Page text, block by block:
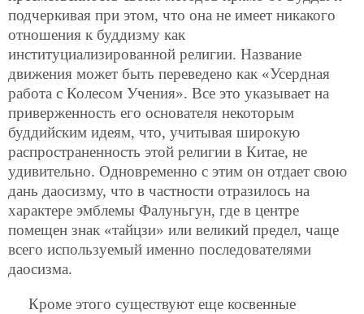
подчеркивая при этом, что она не имеет никакого
отношения к буддизму как
институциализированной религии. Название
движения может быть переведено как «Усердная
работа с Колесом Учения». Все это указывает на
приверженность его основателя некоторым
буддийским идеям, что, учитывая широкую
распространенность этой религии в Китае, не
удивительно. Одновременно с этим он отдает свою
дань даосизму, что в частности отразилось на
характере эмблемы Фалуньгун, где в центре
помещен знак «тайцзи» или великий предел, чаще
всего используемый именно последователями
даосизма.
Кроме этого существуют еще косвенные